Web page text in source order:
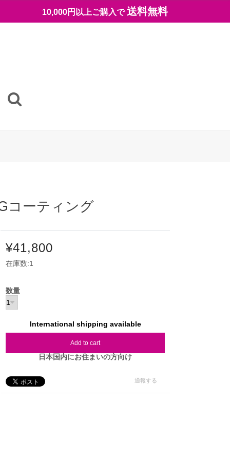
10,000円以上ご購入で 送料無料
コーティング
¥41,800
在庫数:1
数量
International shipping available
Add to cart
日本国内にお住まいの方向け
通報する